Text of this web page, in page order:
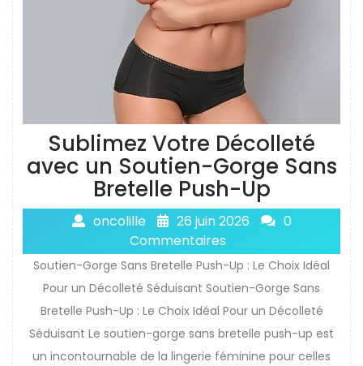
Sublimez Votre Décolleté
avec un Soutien-Gorge Sans
Bretelle Push-Up
oncolille 26 juin 2026
0
Commentaires
Soutien-Gorge Sans Bretelle Push-Up : Le Choix Idéal
Pour un Décolleté Séduisant Soutien-Gorge Sans
Bretelle Push-Up : Le Choix Idéal Pour un Décolleté
Séduisant Le soutien-gorge sans bretelle push-up est
un incontournable de la lingerie féminine pour celles